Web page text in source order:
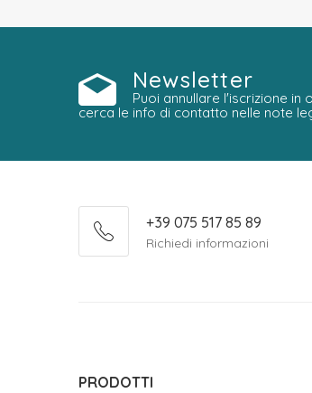
Newsletter
Puoi annullare l'iscrizione in
cerca le info di contatto nelle note
+39 075 517 85 89
Richiedi informazioni
PRODOTTI